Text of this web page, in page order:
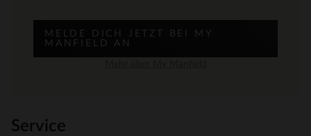
MELDE DICH JETZT BEI MY
MANFIELD AN
Service